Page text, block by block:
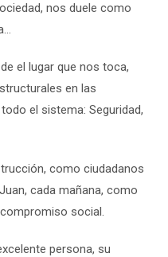
nos duele como
el lugar que nos toca,
en las
el sistema: Seguridad,
como ciudadanos
cada mañana, como
social.
persona, su